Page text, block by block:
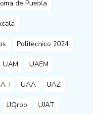
de Puebla
Politécnico 2024
UAM UAEM
I UAA UAZ
UQroo UJAT